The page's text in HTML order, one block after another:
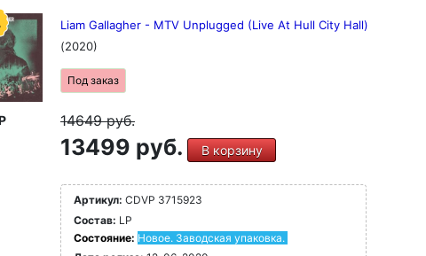
Liam Gallagher - MTV Unplugged (Live At Hull City Hall)
(2020)
Под заказ
14649руб.
13499 руб. В корзину
Артикул: CDVP 3715923
Состав: LP
Состояние: Новое. Заводская упаковка.